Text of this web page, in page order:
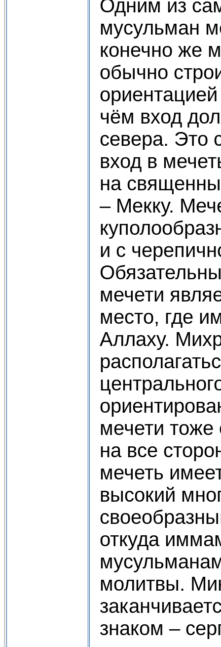
Одним из
мусульман
конечно же
обычно
чём вход
севера. Это
вход в
на
– Мекку.
и с
мечети
место, где
Аллаху.
мечети
на все
мечеть
высокий
откуда
молитвы.
знаком –